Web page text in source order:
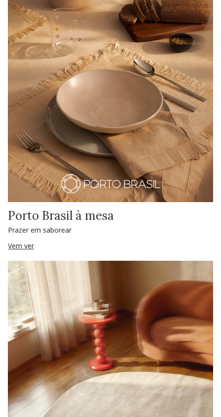
Porto Brasil à mesa
Prazer em saborear
Vem ver